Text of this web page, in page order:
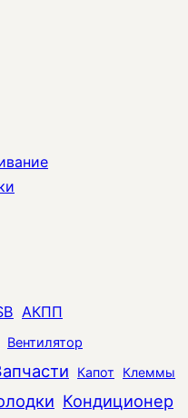
АКПП
Вентилятор
Капот Клеммы
Кондиционер